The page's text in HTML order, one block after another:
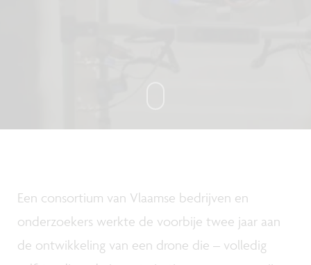
Een consortium van Vlaamse bedrijven en
onderzoekers werkte de voorbije twee jaar aan
de ontwikkeling van een drone die – volledig